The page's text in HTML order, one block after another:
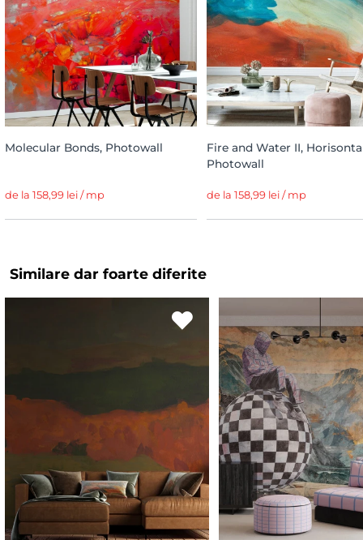
Molecular Bonds, Photowall
de la 158,99 lei / mp
Fire and Water II,
Photowall
de la 158,99 lei / mp
Similare dar foarte diferite